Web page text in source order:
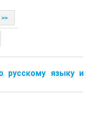
>>
русскому языку и